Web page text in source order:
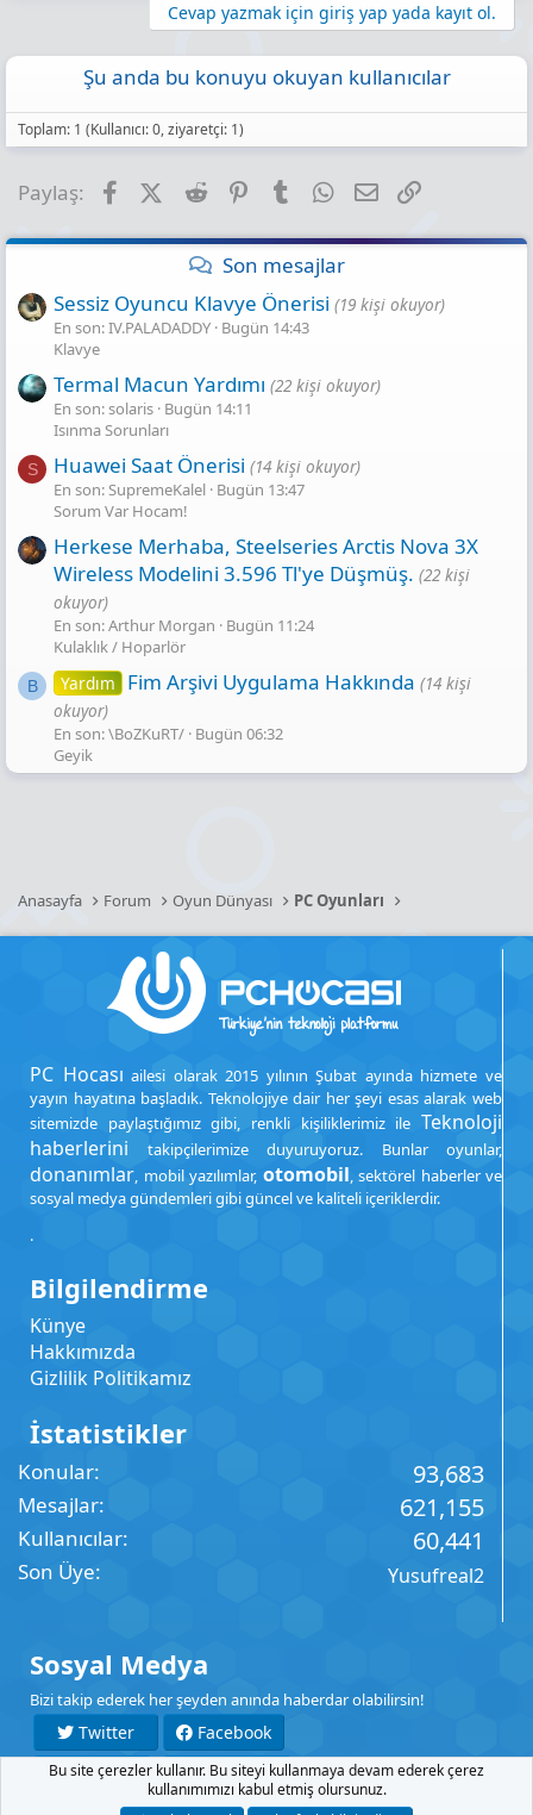
Cevap yazmak için giriş yap yada kayıt ol.
Şu anda bu konuyu okuyan kullanıcılar
Toplam: 1 (Kullanıcı: 0, ziyaretçi: 1)
Paylaş: FacebookX (Twitter)
Reddit PinterestTumblr WhatsApp
E-posta
Son mesajlar
Sessiz Oyuncu Klavye Önerisi (19 kişi okuyor)
En son: IV.PALADADDY Bugün 14:43
Klavye
Termal Macun Yardımı (22 kişi okuyor)
En son: solaris Bugün 14:11
Isınma Sorunları
S Huawei Saat Önerisi (14 kişi okuyor)
En son: SupremeKalel Bugün 13:47
Sorum Var Hocam!
Herkese Merhaba, Steelseries Arctis Nova 3X
Wireless Modelini 3.596 Tl'ye Düşmüş. (22 kişi
okuyor)
En son: Arthur Morgan
Bugün 11:24
Kulaklık / Hoparlör
B Yardım Fim Arşivi Uygulama Hakkında (14 kişi
okuyor)
En son: \BoZKuRT/ Bugün 06:32
Geyik
Anasayfa Forum Oyun Dünyası PC Oyunları
PC Hocası ailesi olarak 2015 yılının Şubat ayında hizmete ve
yayın hayatına başladık. Teknolojiye dair her şeyi esas alarak web
sitemizde paylaştığımız gibi, renkli kişiliklerimiz ile Teknoloji
haberlerini takipçilerimize duyuruyoruz. Bunlar oyunlar,
donanımlar, mobil yazılımlar, otomobil, sektörel haberler ve
sosyal medya gündemleri gibi güncel ve kaliteli içeriklerdir.
.
Bilgilendirme
Künye
Hakkımızda
Gizlilik Politikamız
İstatistikler
Konular 93,683
Mesajlar 621,155
Kullanıcılar 60,441
Son Üye Yusufreal2
Sosyal Medya
Bizi takip ederek her şeyden anında haberdar olabilirsin!
Twitter
Facebook
YouTube
Instagram
Bu site çerezler kullanır. Bu siteyi kullanmaya devam ederek çerez
kullanımımızı kabul etmiş olursunuz.